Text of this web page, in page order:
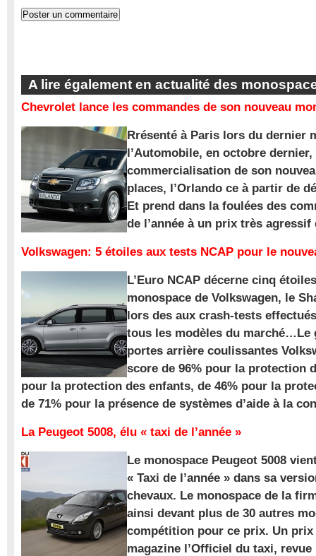
A lire également en actualité des
Chevrolet lance les commandes de son nouveau
Rrésenté à Paris lors du dernier
l’Automobile, en octobre
commercialisation de son
places, l’Orlando ce à partir de
Et prend dans la foulées des
de l’année à un prix très agressif
Volkswagen: 5 étoiles aux tests NCAP pour le
L’Euro NCAP décerne cinq
monospace de Volkswagen, le
lors des aux crash-tests
tous les modèles du marché…Le
portes arrière coulissantes
score de 96% pour la protection
pour la protection des enfants, de 46% pour la
de 71% pour la présence de systèmes d’aide à la
La Peugeot 5008, élu « taxi de l’année »
Le monospace Peugeot 5008
« Taxi de l’année » dans sa
chevaux. Le monospace de la
ainsi devant plus de 30 autres
compétition pour ce prix. Un
magazine l’Officiel du taxi,